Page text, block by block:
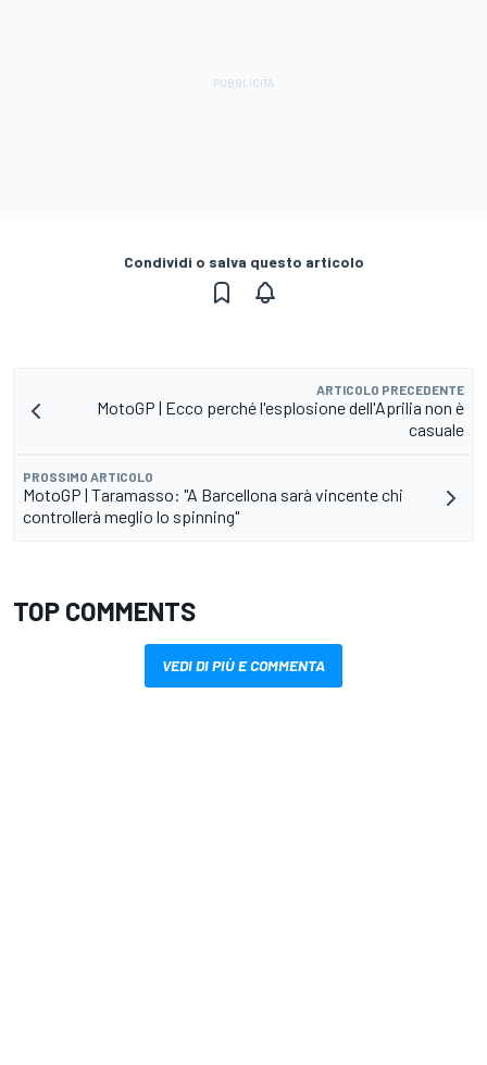
Condividi o salva questo articolo
ARTICOLO PRECEDENTE
MotoGP | Ecco perché l'esplosione dell'Aprilia non è
casuale
PROSSIMO ARTICOLO
MotoGP | Taramasso: "A Barcellona sarà vincente chi
controllerà meglio lo spinning"
TOP COMMENTS
VEDI DI PIÙ E COMMENTA